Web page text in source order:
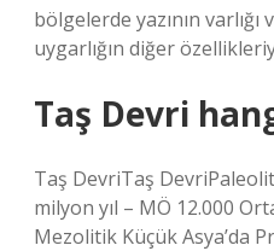
bölgelerde yazının
uygarlığın diğer
Taş Devri
Taş DevriTaş
milyon yıl – MÖ 12.000
Mezolitik Küçük Asya’da